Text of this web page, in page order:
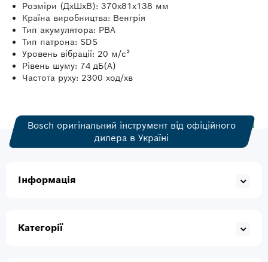
Розміри (ДхШхВ): 370x81x138 мм
Країна виробництва: Венгрія
Тип акумулятора: PBA
Тип патрона: SDS
Уровень вібрації: 20 м/с²
Рівень шуму: 74 дБ(А)
Частота руху: 2300 ход/хв
Bosch оригінальний інструмент від офіційного
дилера в Україні
Інформація
Категорії